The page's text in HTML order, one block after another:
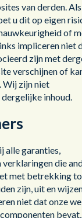
van derden.
u dit op eigen
of
impliceren niet
zijn met
verschijnen of
Wij zijn niet
inhoud.
garanties,
die
met betrekking
zijn, uit en
niet dat onze